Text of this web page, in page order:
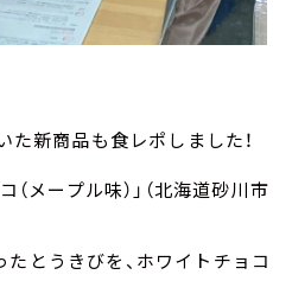
た新商品も食レポしました！
メープル味）」（北海道砂川市
とうきびを、ホワイトチョコ